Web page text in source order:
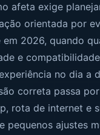
afeta exige
orientada por
em 2026, quando
e
no dia a
correta passa
rota de internet e
pequenos ajustes